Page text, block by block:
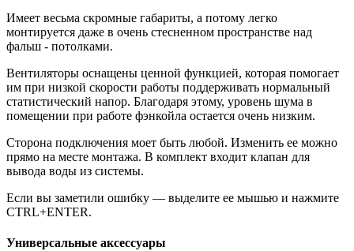
Имеет весьма скромные габариты, а потому легко
монтируется даже в очень стесненном пространстве над
фальш - потолками.
Вентиляторы оснащены ценной функцией, которая помогает
им при низкой скорости работы поддерживать нормальный
статистический напор. Благодаря этому, уровень шума в
помещении при работе фэнкойла остается очень низким.
Сторона подключения моет быть любой. Изменить ее можно
прямо на месте монтажа. В комплект входит клапан для
вывода воды из системы.
Если вы заметили ошибку — выделите ее мышью и нажмите
CTRL+ENTER.
Универсальные аксессуары